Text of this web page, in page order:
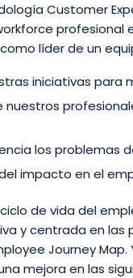
Customer
líder de un
iniciativas para
los problemas
impacto en el
de vida del
y centrada en
Journey
mejora en las